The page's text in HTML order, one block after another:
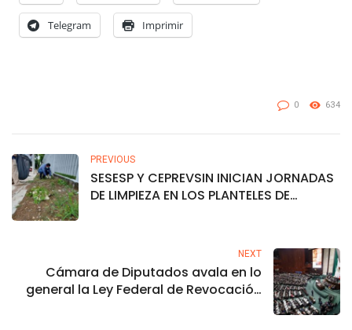
Telegram Imprimir
0 634
PREVIOUS
SESESP Y CEPREVSIN INICIAN JORNADAS
DE LIMPIEZA EN LOS PLANTELES DE
NEXT
Cámara de Diputados avala en lo
general la Ley Federal de Revocación